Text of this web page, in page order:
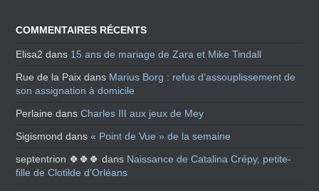
COMMENTAIRES RÉCENTS
Elisa2 dans 15 ans de mariage de Zara et Mike Tindall
Rue de la Paix dans Marius Borg : refus d’assouplissement de
son assignation à domicile
Perlaine dansCharles III aux jeux de Mey
Sigismond dans« Point de Vue » de la semaine
septentrion 🍀🍀🍀 dans Naissance de Catalina Crépy, petite-
fille de Clotilde d’Orléans